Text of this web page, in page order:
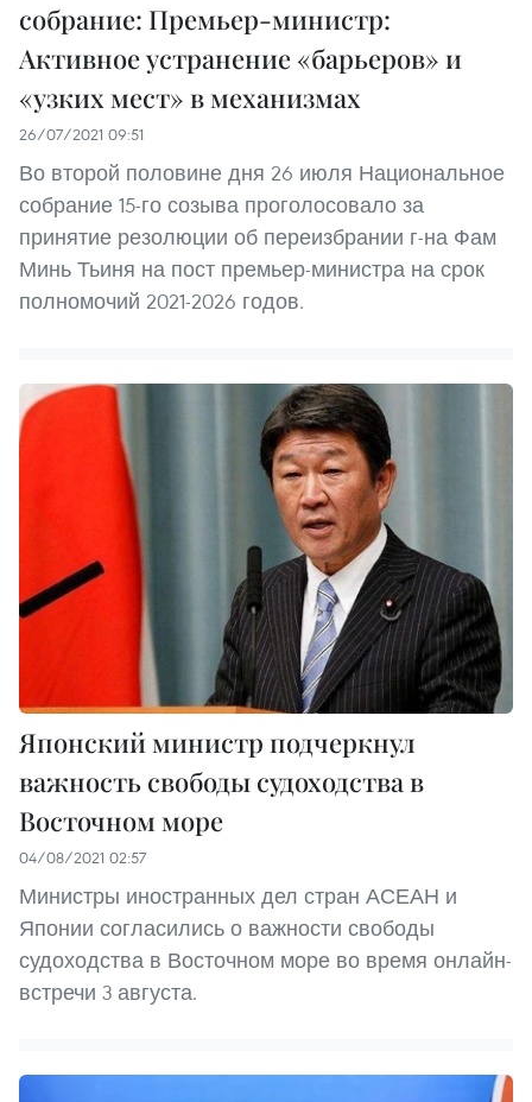
собрание: Премьер-министр:
Активное устранение «барьеров» и
«узких мест» в механизмах
26/07/2021 09:51
Во второй половине дня 26 июля Национальное
собрание 15-го созыва проголосовало за
принятие резолюции об переизбрании г-на Фам
Минь Тьиня на пост премьер-министра на срок
полномочий 2021-2026 годов.
Японский министр подчеркнул
важность свободы судоходства в
Восточном море
04/08/2021 02:57
Министры иностранных дел стран АСЕАН и
Японии согласились о важности свободы
судоходства в Восточном море во время онлайн-
встречи 3 августа.